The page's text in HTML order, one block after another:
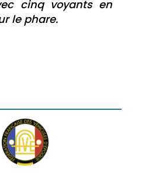
cinq voyants en
le phare.